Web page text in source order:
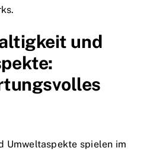
und
Umweltaspekte spielen im